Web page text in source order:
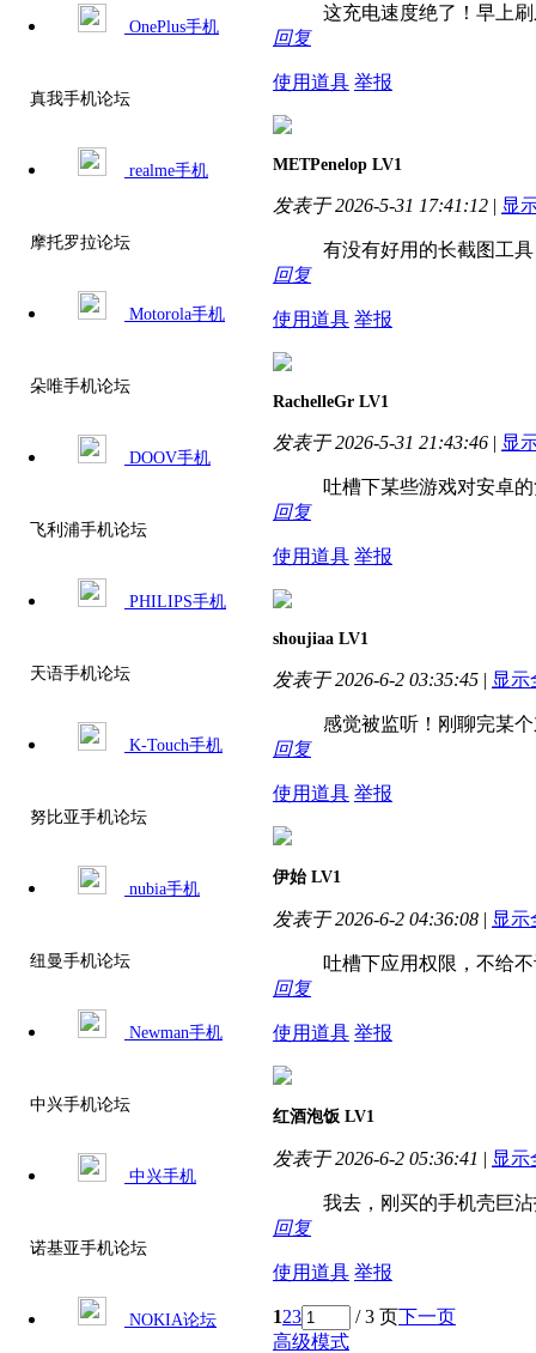
OnePlus手机
真我手机论坛
realme手机
摩托罗拉论坛
Motorola手机
朵唯手机论坛
DOOV手机
飞利浦手机论坛
PHILIPS手机
天语手机论坛
K-Touch手机
努比亚手机论坛
nubia手机
纽曼手机论坛
Newman手机
中兴手机论坛
中兴手机
诺基亚手机论坛
NOKIA论坛
这充电速度绝了！早上
回复
使用道具 举报
METPenelop LV1
发表于 2026-5-31 17:41:12 | 显
有没有好用的长截图工
回复
使用道具 举报
RachelleGr LV1
发表于 2026-5-31 21:43:46 | 显
吐槽下某些游戏对安卓
回复
使用道具 举报
shoujiaa LV1
发表于 2026-6-2 03:35:45 | 显示
感觉被监听！刚聊完某
回复
使用道具 举报
伊始 LV1
发表于 2026-6-2 04:36:08 | 显示
吐槽下应用权限，不给
回复
使用道具 举报
红酒泡饭 LV1
发表于 2026-6-2 05:36:41 | 显示
我去，刚买的手机壳巨
回复
使用道具 举报
123 / 3 页下一页
高级模式